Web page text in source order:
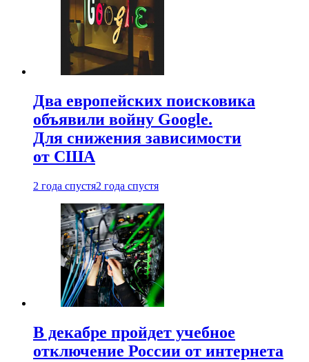
Два европейских поисковика
объявили войну Google.
Для снижения зависимости
от США
2 года спустя2 года спустя
В декабре пройдет учебное
отключение России от интернета